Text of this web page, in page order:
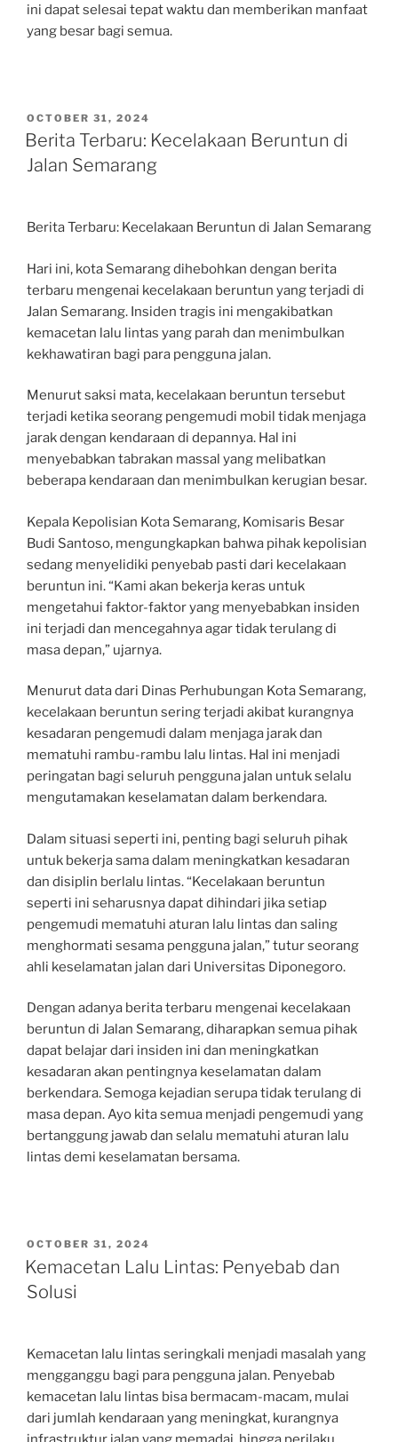
ini dapat selesai tepat waktu dan memberikan manfaat
yang besar bagi semua.
POSTED
ON
OCTOBER 31, 2024
Berita Terbaru: Kecelakaan Beruntun di
Jalan Semarang
Berita Terbaru: Kecelakaan Beruntun di Jalan Semarang
Hari ini, kota Semarang dihebohkan dengan berita
terbaru mengenai kecelakaan beruntun yang terjadi di
Jalan Semarang. Insiden tragis ini mengakibatkan
kemacetan lalu lintas yang parah dan menimbulkan
kekhawatiran bagi para pengguna jalan.
Menurut saksi mata, kecelakaan beruntun tersebut
terjadi ketika seorang pengemudi mobil tidak menjaga
jarak dengan kendaraan di depannya. Hal ini
menyebabkan tabrakan massal yang melibatkan
beberapa kendaraan dan menimbulkan kerugian besar.
Kepala Kepolisian Kota Semarang, Komisaris Besar
Budi Santoso, mengungkapkan bahwa pihak kepolisian
sedang menyelidiki penyebab pasti dari kecelakaan
beruntun ini. “Kami akan bekerja keras untuk
mengetahui faktor-faktor yang menyebabkan insiden
ini terjadi dan mencegahnya agar tidak terulang di
masa depan,” ujarnya.
Menurut data dari Dinas Perhubungan Kota Semarang,
kecelakaan beruntun sering terjadi akibat kurangnya
kesadaran pengemudi dalam menjaga jarak dan
mematuhi rambu-rambu lalu lintas. Hal ini menjadi
peringatan bagi seluruh pengguna jalan untuk selalu
mengutamakan keselamatan dalam berkendara.
Dalam situasi seperti ini, penting bagi seluruh pihak
untuk bekerja sama dalam meningkatkan kesadaran
dan disiplin berlalu lintas. “Kecelakaan beruntun
seperti ini seharusnya dapat dihindari jika setiap
pengemudi mematuhi aturan lalu lintas dan saling
menghormati sesama pengguna jalan,” tutur seorang
ahli keselamatan jalan dari Universitas Diponegoro.
Dengan adanya berita terbaru mengenai kecelakaan
beruntun di Jalan Semarang, diharapkan semua pihak
dapat belajar dari insiden ini dan meningkatkan
kesadaran akan pentingnya keselamatan dalam
berkendara. Semoga kejadian serupa tidak terulang di
masa depan. Ayo kita semua menjadi pengemudi yang
bertanggung jawab dan selalu mematuhi aturan lalu
lintas demi keselamatan bersama.
POSTED
ON
OCTOBER 31, 2024
Kemacetan Lalu Lintas: Penyebab dan
Solusi
Kemacetan lalu lintas seringkali menjadi masalah yang
mengganggu bagi para pengguna jalan. Penyebab
kemacetan lalu lintas bisa bermacam-macam, mulai
dari jumlah kendaraan yang meningkat, kurangnya